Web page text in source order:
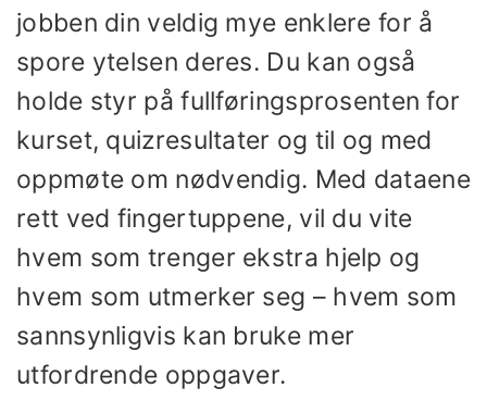
jobben din veldig mye enklere for å
spore ytelsen deres. Du kan også
holde styr på fullføringsprosenten for
kurset, quizresultater og til og med
oppmøte om nødvendig. Med dataene
rett ved fingertuppene, vil du vite
hvem som trenger ekstra hjelp og
hvem som utmerker seg – hvem som
sannsynligvis kan bruke mer
utfordrende oppgaver.